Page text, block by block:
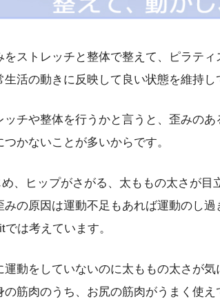
をストレッチと整体で整えて、ピラテ
生活の動きに反映して良い状態を維持し
ッチや整体を行うかと言うと、歪みの
かないことが多いからです。
、ヒップがさがる、太ももの太さが目
みの原因は運動不足もあれば運動のし
では考えています。
運動をしていないのに太ももの太さが
の筋肉のうち、お尻の筋肉がうまく使え